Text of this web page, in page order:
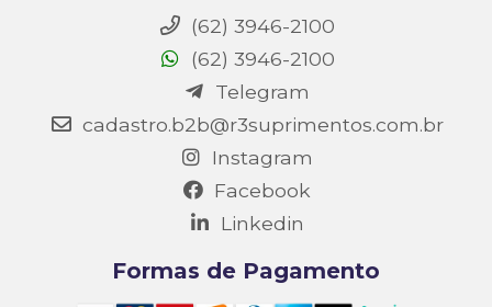
(62) 3946-2100
(62) 3946-2100
Telegram
cadastro.b2b@r3suprimentos.com.br
Instagram
Facebook
Linkedin
Formas de Pagamento